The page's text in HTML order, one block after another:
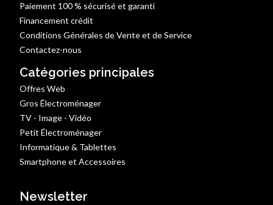
Paiement 100 % sécurisé et garanti
Financement crédit
Conditions Générales de Vente et de Service
Contactez-nous
Catégories principales
Offres Web
Gros Électroménager
TV - Image - Vidéo
Petit Électroménager
Informatique & Tablettes
Smartphone et Accessoires
Newsletter